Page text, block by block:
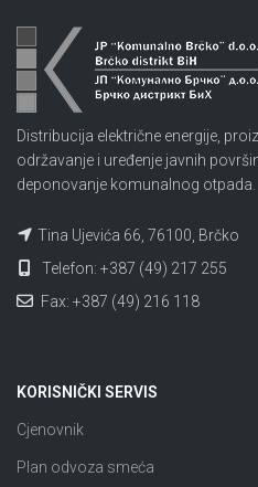
Distribucija električne energije,
održavanje i uređenje javnih
deponovanje komunalnog otpada.
Tina Ujevića 66, 76100, Brčko
Telefon: +387 (49) 217 255
Fax: +387 (49) 216 118
KORISNIČKI SERVIS
Cjenovnik
Plan odvoza smeća